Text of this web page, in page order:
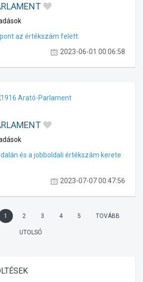
az értékszám felett.
2023-06-01 00:06:58
és a jobboldali értékszám kerete
2023-07-07 00:47:56
1 2 3 4 5 TOVÁBB
UTOLSÓ